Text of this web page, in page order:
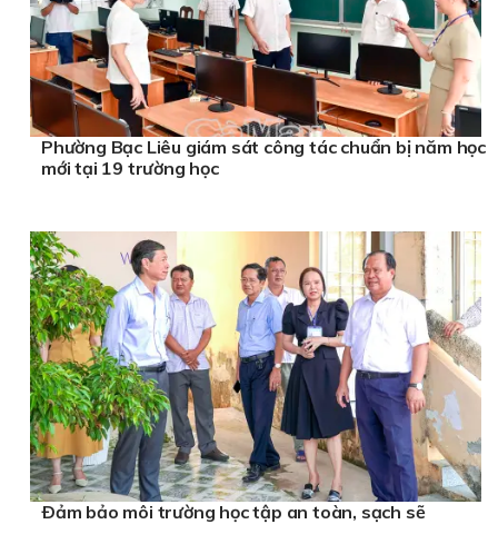
Phường Bạc Liêu giám sát công tác chuẩn bị năm học
mới tại 19 trường học
Ðảm bảo môi trường học tập an toàn, sạch sẽ